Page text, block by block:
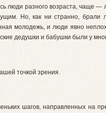
люди разного возраста, чаще —
Но, как ни странно, брали
молодежь, и люди явно
дедушки и бабушки были у
точкой зрения.
шагов, направленных на